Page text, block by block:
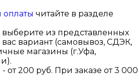
читайте в разделе
выберите из представленных
вариант (самовывоз, СДЭК,
магазины (г.Уфа,
от 200 руб. При заказе от 3 000